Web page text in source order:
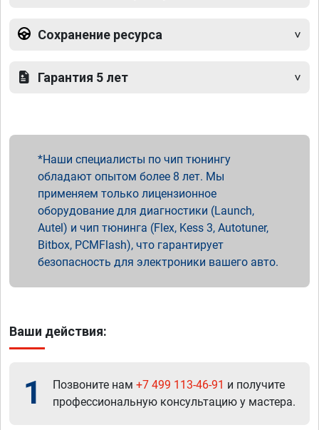
Сохранение ресурса
Гарантия 5 лет
Наши специалисты по чип тюнингу
обладают опытом более 8 лет. Мы
применяем только лицензионное
оборудование для диагностики (Launch,
Autel) и чип тюнинга (Flex, Kess 3, Autotuner,
Bitbox, PCMFlash), что гарантирует
безопасность для электроники вашего авто.
Ваши действия:
1 Позвоните нам +7 499 113-46-91 и получите
профессиональную консультацию у мастера.